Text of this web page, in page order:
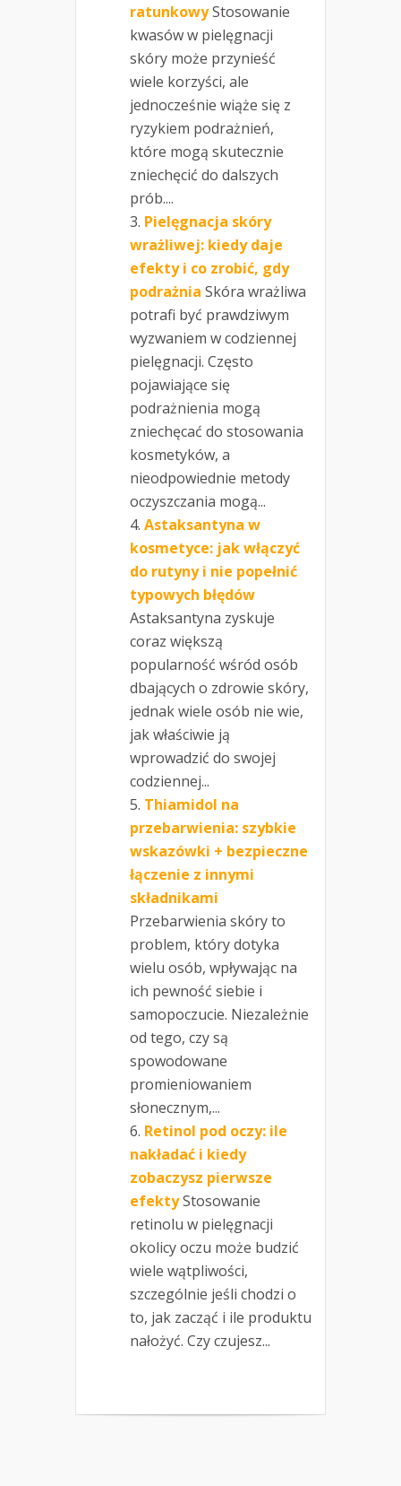
ratunkowyStosowanie
kwasów w pielęgnacji
skóry może przynieść
wiele korzyści, ale
jednocześnie wiąże się z
ryzykiem podrażnień,
które mogą skutecznie
zniechęcić do dalszych
prób....
Pielęgnacja skóry
wrażliwej: kiedy daje
efekty i co zrobić, gdy
podrażnia Skóra wrażliwa
potrafi być prawdziwym
wyzwaniem w codziennej
pielęgnacji. Często
pojawiające się
podrażnienia mogą
zniechęcać do stosowania
kosmetyków, a
nieodpowiednie metody
oczyszczania mogą...
Astaksantyna w
kosmetyce: jak włączyć
do rutyny i nie popełnić
typowych błędów
Astaksantyna zyskuje
coraz większą
popularność wśród osób
dbających o zdrowie skóry,
jednak wiele osób nie wie,
jak właściwie ją
wprowadzić do swojej
codziennej...
Thiamidol na
przebarwienia: szybkie
wskazówki + bezpieczne
łączenie z innymi
składnikami
Przebarwienia skóry to
problem, który dotyka
wielu osób, wpływając na
ich pewność siebie i
samopoczucie. Niezależnie
od tego, czy są
spowodowane
promieniowaniem
słonecznym,...
Retinol pod oczy: ile
nakładać i kiedy
zobaczysz pierwsze
efektyStosowanie
retinolu w pielęgnacji
okolicy oczu może budzić
wiele wątpliwości,
szczególnie jeśli chodzi o
to, jak zacząć i ile produktu
nałożyć. Czy czujesz...